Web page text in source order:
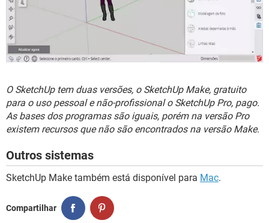
O SketchUp tem duas versões, o SketchUp Make, gratuito
para o uso pessoal e não-profissional o SketchUp Pro, pago.
As bases dos programas são iguais, porém na versão Pro
existem recursos que não são encontrados na versão Make.
Outros sistemas
SketchUp Make também está disponível para Mac.
Compartilhar